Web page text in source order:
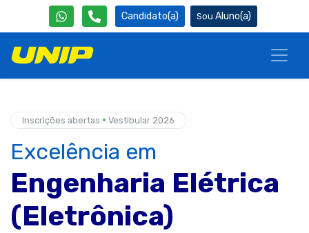
Candidato(a) Aluno(a)
Inscrições abertas • Vestibular 2026
Excelência em
Engenharia Elétrica
(Eletrônica)